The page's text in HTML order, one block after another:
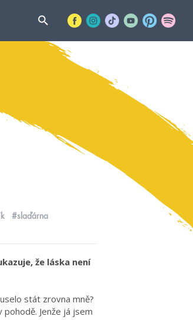
#slaďárna
že láska není
stát zrovna mně?
Jenže já jsem